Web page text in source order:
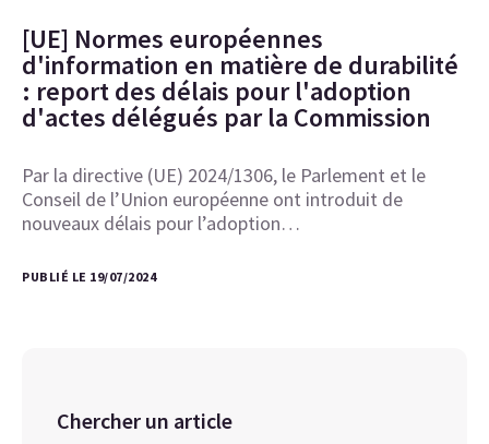
[UE] Normes européennes
d'information en matière de durabilité
: report des délais pour l'adoption
d'actes délégués par la Commission
Par la directive (UE) 2024/1306, le Parlement et le
Conseil de l’Union européenne ont introduit de
nouveaux délais pour l’adoption…
PUBLIÉ LE 19/07/2024
Chercher un article